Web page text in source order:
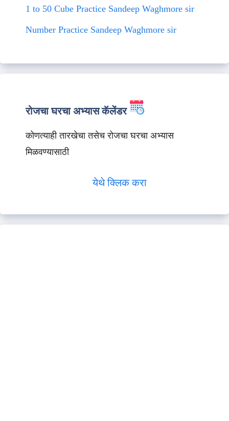
1 to 50 Cube Practice Sandeep Waghmore sir
Number Practice Sandeep Waghmore sir
रोजचा घरचा अभ्यास कॅलेंडर
कोणत्याही तारखेचा तसेच रोजचा घरचा अभ्यास
मिळवण्यासाठी
येथे क्लिक करा